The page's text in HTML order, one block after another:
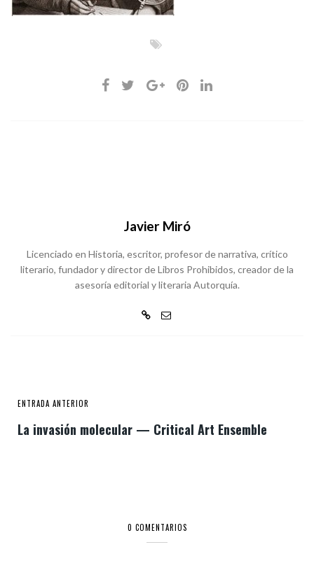
Javier Miró
Licenciado en Historia, escritor, profesor de narrativa, crítico
literario, fundador y director de Libros Prohibidos, creador de la
asesoría editorial y literaria Autorquía.
ENTRADA ANTERIOR
La invasión molecular — Critical Art Ensemble
0 COMENTARIOS